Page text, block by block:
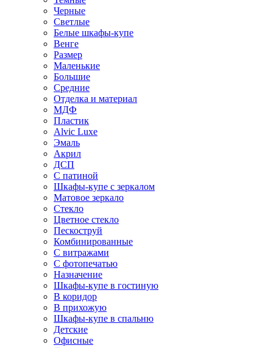
Черные
Светлые
Белые шкафы-купе
Венге
Размер
Маленькие
Большие
Средние
Отделка и материал
МДФ
Пластик
Alvic Luxe
Эмаль
Акрил
ДСП
С патиной
Шкафы-купе с зеркалом
Матовое зеркало
Стекло
Цветное стекло
Пескоструй
Комбинированные
С витражами
С фотопечатью
Назначение
Шкафы-купе в гостиную
В коридор
В прихожую
Шкафы-купе в спальню
Детские
Офисные